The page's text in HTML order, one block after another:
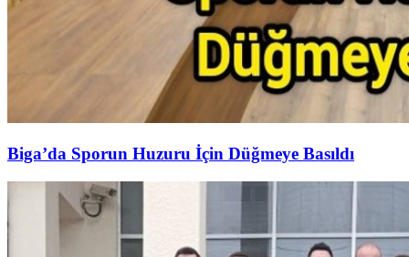
Biga’da Sporun Huzuru İçin Düğmeye Basıldı